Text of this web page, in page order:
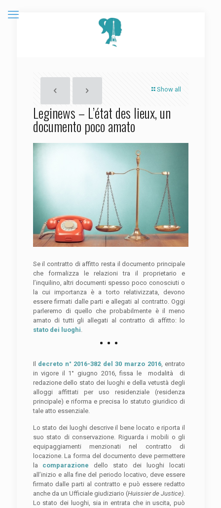
Show all
Leginews – L’état des lieux, un
documento poco amato
Se il contratto di affitto resta il documento principale
che formalizza le relazioni tra il proprietario e
l’inquilino, altri documenti spesso poco conosciuti o
la cui importanza è a torto relativizzata, devono
essere firmati dalle parti e allegati al contratto. Oggi
parleremo di quello che probabilmente è il meno
amato di tutti gli allegati al contratto di affitto: lo
stato dei luoghi.
Il decreto n° 2016-382 del 30 marzo 2016, entrato
in vigore il 1° giugno 2016, fissa le modalità di
redazione dello stato dei luoghi e della vetustà degli
alloggi affittati per uso residenziale (residenza
principale) e riforma e precisa lo statuto giuridico di
tale atto essenziale.
Lo stato dei luoghi descrive il bene locato e riporta il
suo stato di conservazione. Riguarda i mobili o gli
equipaggiamenti menzionati nel contratto di
locazione. La forma del documento deve permettere
la comparazione dello stato dei luoghi locati
all’inizio e alla fine del periodo locativo, deve essere
firmato dalle parti al contratto e può essere redatto
anche da un Ufficiale giudiziario (Huissier de Justice).
Lo stato dei luoghi, sia in entrata che in uscita, può